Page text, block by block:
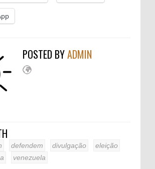
POSTED BYADMIN
defendem divulgação
eleição
venezuela